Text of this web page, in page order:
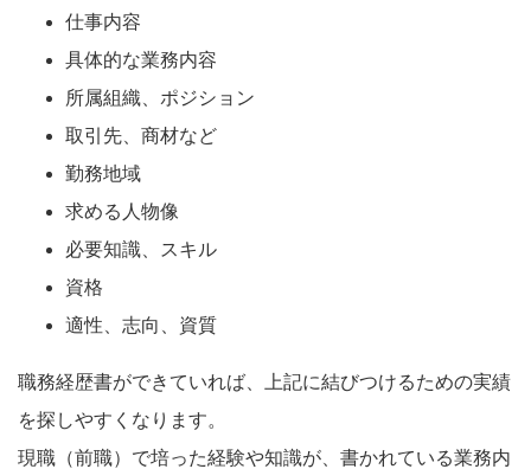
仕事内容
具体的な業務内容
所属組織、ポジション
取引先、商材など
勤務地域
求める人物像
必要知識、スキル
資格
適性、志向、資質
職務経歴書ができていれば、上記に結びつけるための実績
を探しやすくなります。
現職（前職）で培った経験や知識が、書かれている業務内